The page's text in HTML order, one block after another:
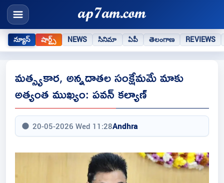
న్యూస్ షార్ట్స్ NEWS సినిమా ఏపీ తెలంగాణ REVIEWS
మత్స్యకార, అన్నదాతల సంక్షేమమే మాకు
అత్యంత ముఖ్యం: పవన్ కల్యాణ్
20-05-2026 Wed 11:28Andhra